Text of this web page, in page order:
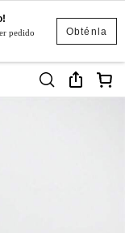
Obténla
pedido